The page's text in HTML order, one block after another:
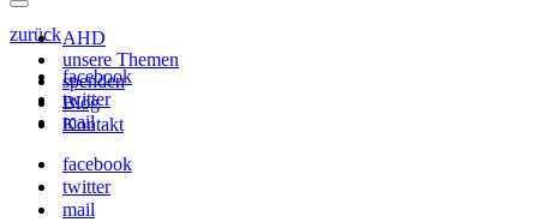
Navigationsmenü
AHD
unsere Themen
spenden
Blog
Kontakt
zurück
facebook
twitter
mail
facebook
twitter
mail